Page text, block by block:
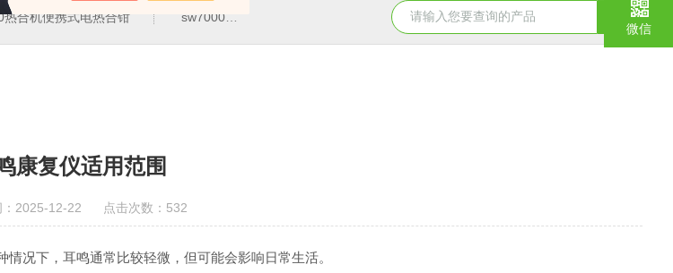
合机便携式电热合钳 sw7000医用眼科索维角膜内皮细胞计 NHZ-06诺和振动排痰机厂家直销
康复仪适用范围
：2025-12-22 点击次数：532
况下，耳鸣通常比较轻微，但可能会影响日常生活。
微信